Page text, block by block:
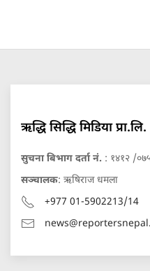
ऋद्धि सिद्धि मिडिया प्रा.लि.
सुचना बिभाग दर्ता नं. : १४१२ /
सञ्चालक: ऋषिराज धमला
+977 01-5902213/14